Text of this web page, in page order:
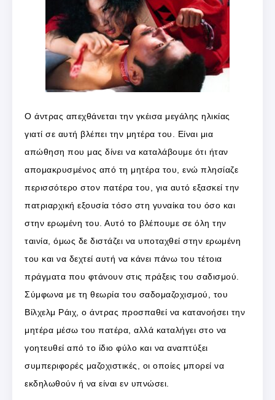
Ο άντρας απεχθάνεται την γκέισα μεγάλης ηλικίας
γιατί σε αυτή βλέπει την μητέρα του. Είναι μια
απώθηση που μας δίνει να καταλάβουμε ότι ήταν
απομακρυσμένος από τη μητέρα του, ενώ πλησίαζε
περισσότερο στον πατέρα του, για αυτό εξασκεί την
πατριαρχική εξουσία τόσο στη γυναίκα του όσο και
στην ερωμένη του. Αυτό το βλέπουμε σε όλη την
ταινία, όμως δε διστάζει να υποταχθεί στην ερωμένη
του και να δεχτεί αυτή να κάνει πάνω του τέτοια
πράγματα που φτάνουν στις πράξεις του σαδισμού.
Σύμφωνα με τη θεωρία του σαδομαζοχισμού, του
Βίλχελμ Ράιχ, ο άντρας προσπαθεί να κατανοήσει την
μητέρα μέσω του πατέρα, αλλά καταλήγει στο να
γοητευθεί από το ίδιο φύλο και να αναπτύξει
συμπεριφορές μαζοχιστικές, οι οποίες μπορεί να
εκδηλωθούν ή να είναι εν υπνώσει.